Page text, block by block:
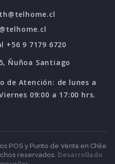
+56 9 7179 6720
Ñuñoa Santiago
de Atención: de lunes a
09:00 a 17:00 hrs.
POS y Punto de Venta en Chile
reservados. Desarrollado